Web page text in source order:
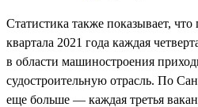
Статистика также показывает,
квартала 2021 года каждая
в области машиностроения
судостроительную отрасль. По
еще больше — каждая третья